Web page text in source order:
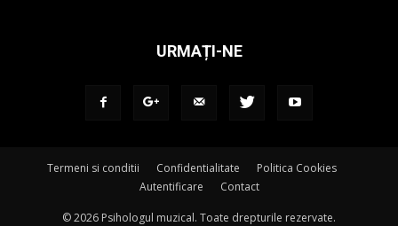
URMAȚI-NE
Termeni si conditii Confidentialitate
Politica Cookies
Autentificare
Contact
© 2026 Psihologul muzical. Toate drepturile rezervate.